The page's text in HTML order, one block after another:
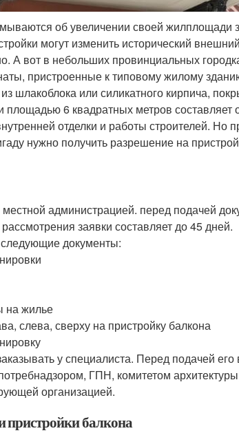
об увеличении своей жилплощади
могут изменить исторический
А вот в небольших провинциальных
пристроенные к типовому жилому
шлакоблока или силикатного кирпича,
площадью 6 квадратных метров
отделки и работы строителей. Но
нужно получить разрешение на
местной администрацией. перед подачей
заявки составляет до 45 дней.
документы:
на жилье
слева, сверху на пристройку балкона
у специалиста. Перед подачей
ГПН, комитетом
организацией.
пристройки балкона